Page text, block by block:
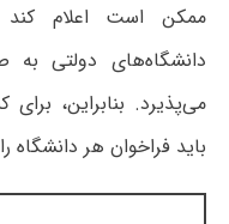
ممکن است اعلام
دانشگاه‌های دولتی
می‌پذیرد. بنابراین،
باید فراخوان هر دانشگاه